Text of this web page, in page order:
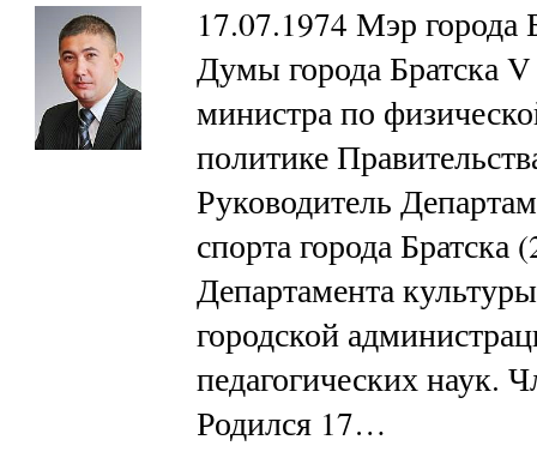
17.07.1974 Мэр города
Думы города Братска
министра по
политике
Руководитель
спорта города Братска
Департамента
городской
педагогических наук.
Родился 17…